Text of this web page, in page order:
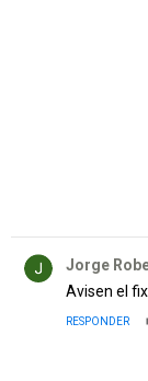
Jorge
Avisen el
RESPONDER